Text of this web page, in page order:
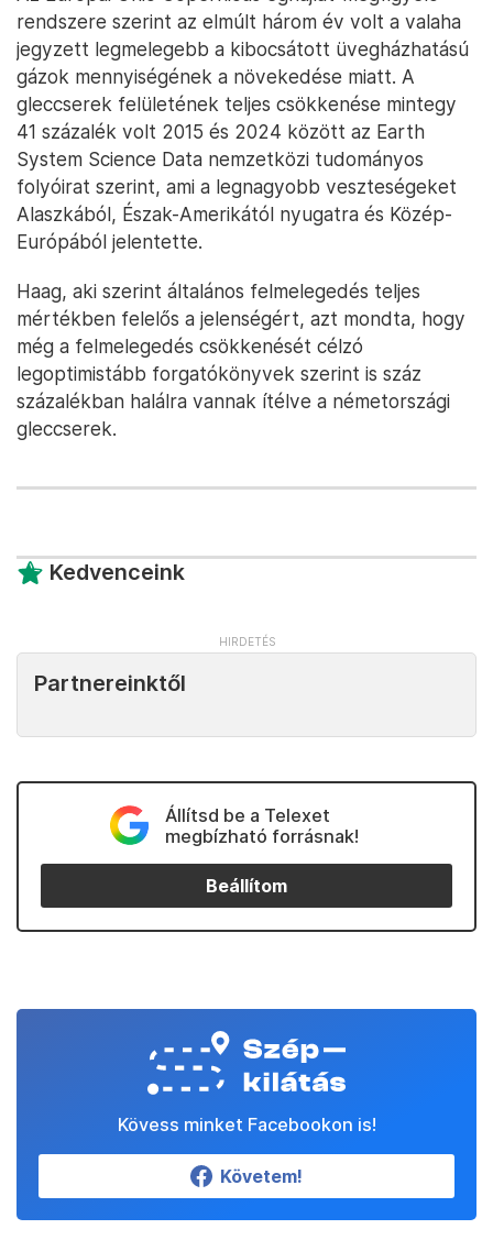
rendszere szerint az elmúlt három év volt a valaha
jegyzett legmelegebb a kibocsátott üvegházhatású
gázok mennyiségének a növekedése miatt. A
gleccserek felületének teljes csökkenése mintegy
41 százalék volt 2015 és 2024 között az Earth
System Science Data nemzetközi tudományos
folyóirat szerint, ami a legnagyobb veszteségeket
Alaszkából, Észak-Amerikától nyugatra és Közép-
Európából jelentette.
Haag, aki szerint általános felmelegedés teljes
mértékben felelős a jelenségért, azt mondta, hogy
még a felmelegedés csökkenését célzó
legoptimistább forgatókönyvek szerint is száz
százalékban halálra vannak ítélve a németországi
gleccserek.
Kedvenceink
Partnereinktől
Állítsd be a Telexet
megbízható forrásnak!
Beállítom
Kövess minket Facebookon is!
Követem!